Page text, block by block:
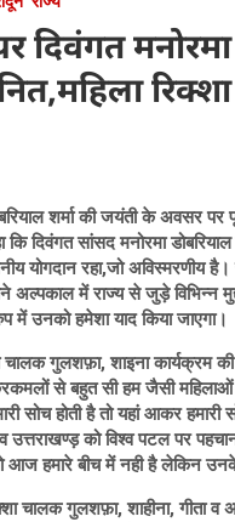
दिवंगत
शर्मा की जयंती के अवसर पर
कि दिवंगत सांसद मनोरमा
योगदान रहा,जो अविस्मरणीय
में राज्य से जुड़े विभिन्न
उनको हमेशा याद किया जाएगा।
चालक गुलशफ़ा, शाइना
से बहुत सी हम जैसी महिलाओं
सोच होती है तो यहां आकर
को विश्व पटल पर
आज हमारे बीच में नही है लेकिन
चालक गुलशफ़ा, शाहीना, गीता व